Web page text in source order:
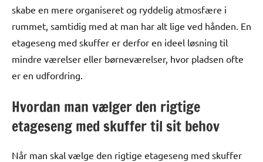
skabe en mere organiseret og ryddelig atmosfære i
rummet, samtidig med at man har alt lige ved hånden. En
etageseng med skuffer er derfor en ideel løsning til
mindre værelser eller børneværelser, hvor pladsen ofte
er en udfordring.
Hvordan man vælger den rigtige
etageseng med skuffer til sit behov
Når man skal vælge den rigtige etageseng med skuffer